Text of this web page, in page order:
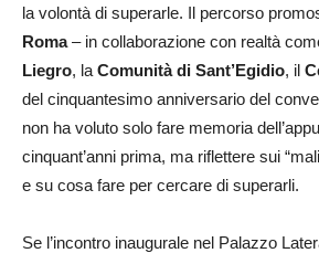
la volontà di superarle. Il percorso
Roma– in collaborazione con realtà
Liegro, la Comunità di Sant’Egidio, il
del cinquantesimo anniversario del
non ha voluto solo fare memoria
cinquant’anni prima, ma riflettere sui
e su cosa fare per cercare di superarli.
Se l’incontro inaugurale nel Palazzo